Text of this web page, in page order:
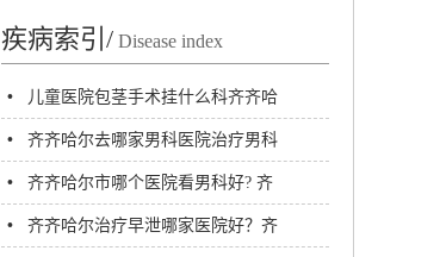
疾病索引/ Disease index
• 儿童医院包茎手术挂什么科齐齐哈
尔哪里能做?
• 齐齐哈尔去哪家男科医院治疗男科
病？齐齐哈尔附大男科医院
• 齐齐哈尔市哪个医院看男科好? 齐
齐哈尔附大男科医院
• 齐齐哈尔治疗早泄哪家医院好？齐